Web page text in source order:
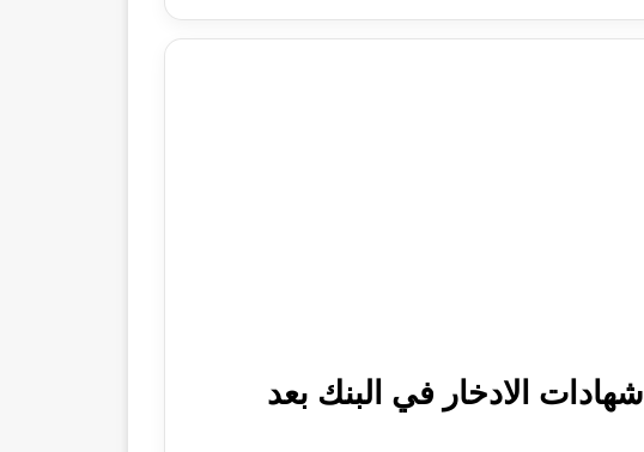
كم نسبة أرباح شهادة البنك الأهلي المصري الجديدة 2025 شهادات الادخار في البنك بعد